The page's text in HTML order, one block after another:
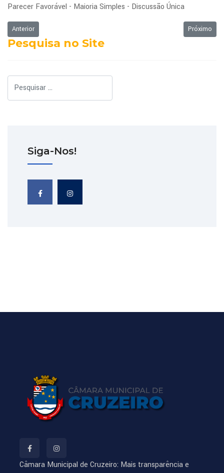
Parecer Favorável - Maioria Simples - Discussão Única
Artigo anterior: Ordem do Dia da Sessão Ordinária de 20/02/2017
Anterior Próximo
Próximo
Pesquisa no Site
Siga-Nos!
Câmara Municipal de Cruzeiro: Mais transparência e